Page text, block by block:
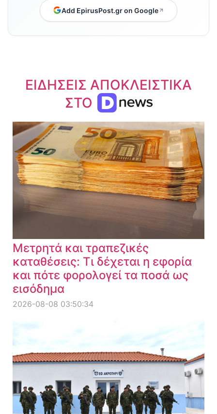
Add EpirusPost.gr on Google
ΕΙΔΗΣΕΙΣ ΑΠΟΚΛΕΙΣΤΙΚΑ
ΣΤΟ
Μετρητά και τραπεζικές
καταθέσεις: Τι δέχεται η εφορία
και πότε φορολογεί τα ποσά ως
εισόδημα
2026-08-08 03:50:34